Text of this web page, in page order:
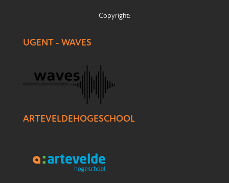
Copyright:
UGENT - WAVES
ARTEVELDEHOGESCHOOL